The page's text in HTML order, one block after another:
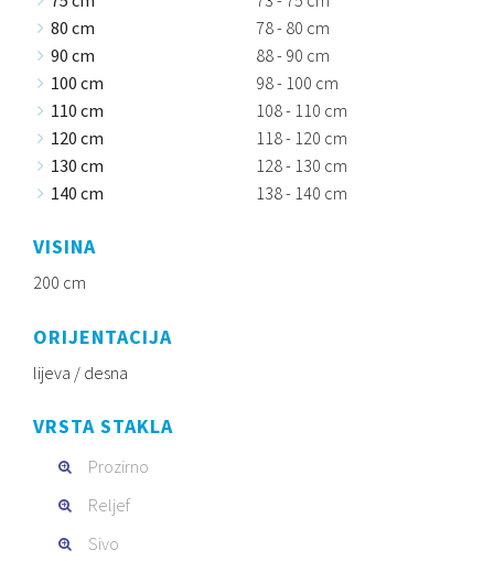
80 cm
78 - 80 cm
90 cm
88 - 90 cm
100 cm
98 - 100 cm
110 cm
108 - 110 cm
120 cm
118 - 120 cm
130 cm
128 - 130 cm
140 cm
138 - 140 cm
VISINA
200 cm
ORIJENTACIJA
lijeva / desna
VRSTA STAKLA
Prozirno
Reljef
Sivo